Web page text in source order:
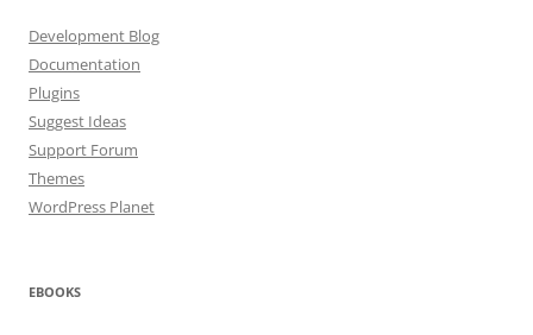
Development Blog
Documentation
Plugins
Suggest Ideas
Support Forum
Themes
WordPress Planet
EBOOKS